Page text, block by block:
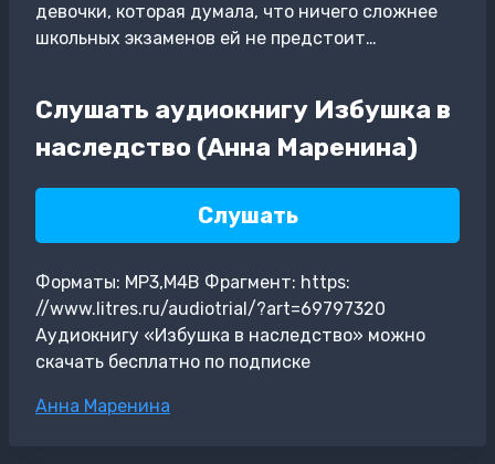
девочки, которая думала, что ничего сложнее
школьных экзаменов ей не предстоит…
Слушать аудиокнигу Избушка в
наследство (Анна Маренина)
Слушать
Форматы: MP3,M4B Фрагмент: https:
//www.litres.ru/audiotrial/?art=69797320
Аудиокнигу «Избушка в наследство» можно
скачать бесплатно по подписке
Метки
Анна Маренина